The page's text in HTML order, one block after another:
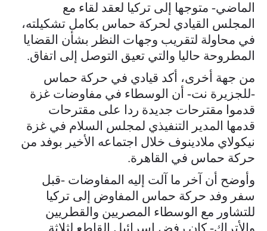
الماضي- متوجها إلى تركيا لعقد لقاء مع
المجلس القيادي لحركة حماس بكامل تشكيلته،
في محاولة لتقريب وجهات النظر بشأن القضايا
المطروحة حاليا والتي تعيق التوصل إلى اتفاق.
من جهة أخرى، أكد قيادي في حركة حماس
-للجزيرة نت- أن الوسطاء في مفاوضات غزة
قدموا مقترحات جديدة ردا على مقترحات
قدمها المدير التنفيذي لمجلس السلام في غزة
نيكولاي ملادينوف خلال اجتماعه الأخير بوفد من
حركة حماس في القاهرة.
وأوضح أن آخر ما آلت إليه المفاوضات -قبل
سفر وفد حركة حماس المفاوض إلى تركيا
للتشاور مع الوسطاء المصريين والقطريين
والأتراك- كان رفض إسرائيل القاطع لثلاثة